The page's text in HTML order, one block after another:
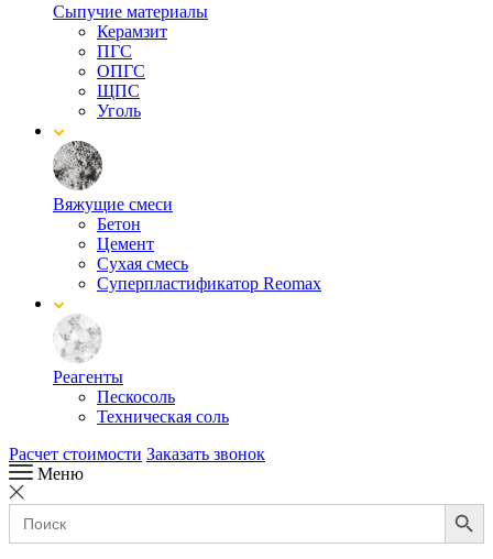
Сыпучие материалы
Керамзит
ПГС
ОПГС
ЩПС
Уголь
Вяжущие смеси
Бетон
Цемент
Сухая смесь
Суперпластификатор Reomax
Реагенты
Пескосоль
Техническая соль
Расчет стоимости Заказать звонок
Меню
Search
for:
Search Button